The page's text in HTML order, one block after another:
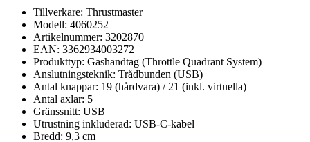
Tillverkare: Thrustmaster
Modell: 4060252
Artikelnummer: 3202870
EAN: 3362934003272
Produkttyp: Gashandtag (Throttle Quadrant System)
Anslutningsteknik: Trådbunden (USB)
Antal knappar: 19 (hårdvara) / 21 (inkl. virtuella)
Antal axlar: 5
Gränssnitt: USB
Utrustning inkluderad: USB-C-kabel
Bredd: 9,3 cm